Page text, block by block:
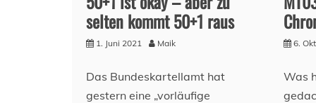
selten kommt 50+1 raus
1. Juni 2021 Maik
Das Bundeskartellamt hat
gestern eine „vorläufige
6.
Was